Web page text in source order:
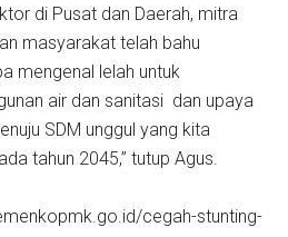
di Pusat dan Daerah, mitra
masyarakat telah bahu
mengenal lelah untuk
air dan sanitasi dan upaya
SDM unggul yang kita
tahun 2045,” tutup Agus.
cegah-stunting-